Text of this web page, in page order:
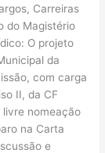
Carreiras
do Magistério
O projeto
da
com carga
II, da CF
nomeação
na Carta
e